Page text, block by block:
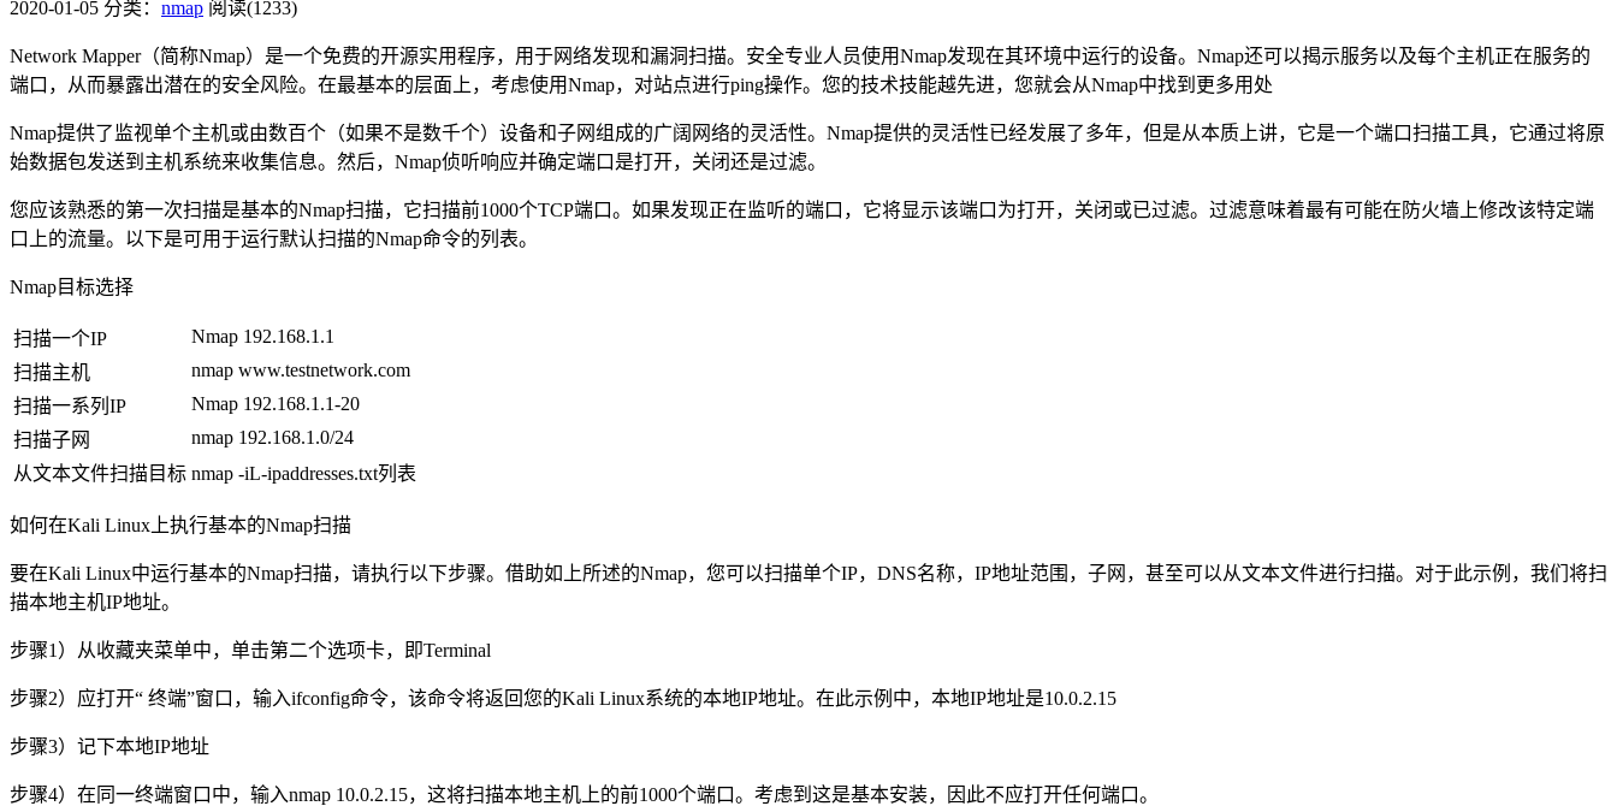
2020-01-05 分类： nmap 阅读(1233)
Network Mapper（简称Nmap）是一个免费的开源实用程序，用于网络发现和漏洞扫描。安全专业人员使用Nmap发现在其环境中运行的设备。Nmap还可以揭示服务以及每个主机正在服务的
端口，从而暴露出潜在的安全风险。在最基本的层面上，考虑使用Nmap，对站点进行ping操作。您的技术技能越先进，您就会从Nmap中找到更多用处
Nmap提供了监视单个主机或由数百个（如果不是数千个）设备和子网组成的广阔网络的灵活性。Nmap提供的灵活性已经发展了多年，但是从本质上讲，它是一个端口扫描工具，它通过将原
始数据包发送到主机系统来收集信息。然后，Nmap侦听响应并确定端口是打开，关闭还是过滤。
您应该熟悉的第一次扫描是基本的Nmap扫描，它扫描前1000个TCP端口。如果发现正在监听的端口，它将显示该端口为打开，关闭或已过滤。过滤意味着最有可能在防火墙上修改该特定端
口上的流量。以下是可用于运行默认扫描的Nmap命令的列表。
Nmap目标选择
扫描一个IP
Nmap 192.168.1.1
扫描主机
nmap www.testnetwork.com
扫描一系列IP
Nmap 192.168.1.1-20
扫描子网
nmap 192.168.1.0/24
从文本文件扫描目标 nmap -iL-ipaddresses.txt列表
如何在Kali Linux上执行基本的Nmap扫描
要在Kali Linux中运行基本的Nmap扫描，请执行以下步骤。借助如上所述的Nmap，您可以扫描单个IP，DNS名称，IP地址范围，子网，甚至可以从文本文件进行扫描。对于此示例，我们将扫
描本地主机IP地址。
步骤1）从收藏夹菜单中，单击第二个选项卡，即Terminal
步骤2）应打开“ 终端”窗口，输入ifconfig命令，该命令将返回您的Kali Linux系统的本地IP地址。在此示例中，本地IP地址是10.0.2.15
步骤3）记下本地IP地址
步骤4）在同一终端窗口中，输入nmap 10.0.2.15，这将扫描本地主机上的前1000个端口。考虑到这是基本安装，因此不应打开任何端口。